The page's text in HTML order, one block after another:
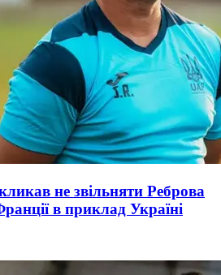
не звільняти Реброва
в приклад Україні